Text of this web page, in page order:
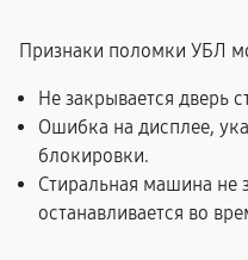
Признаки поломки УБЛ
Не закрывается дверь
Ошибка на дисплее,
блокировки.
Стиральная машина не
останавливается во